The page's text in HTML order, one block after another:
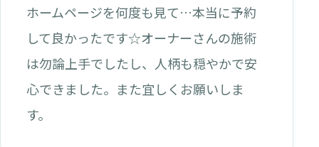
ホームページを何度も見て…本当に予約
して良かったです☆オーナーさんの施術
は勿論上手でしたし、人柄も穏やかで安
心できました。また宜しくお願いしま
す。